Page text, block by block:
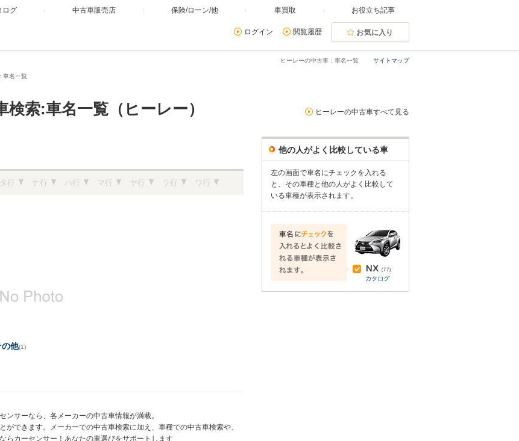
ログ 中古車販売店 保険/ローン/他 車買取 お役立ち記事
ログイン 閲覧履歴 お気に入り
サイトマップ
ヒーレーの中古車：車名一覧
車名一覧
索:車名一覧（ヒーレー） ヒーレーの中古車すべて見る
タ行 ナ行 ハ行 マ行 ヤ行 ラ行 ワ行
の他(1)
サーなら、各メーカーの中古車情報が満載。
できます。メーカーでの中古車検索に加え、車種での中古車検索や、
らカーセンサー！あなたの車選びをサポートします
他の人がよく比較している車
左の画面で車名にチェックを入れる
と、その車種と他の人がよく比較して
いる車種が表示されます。